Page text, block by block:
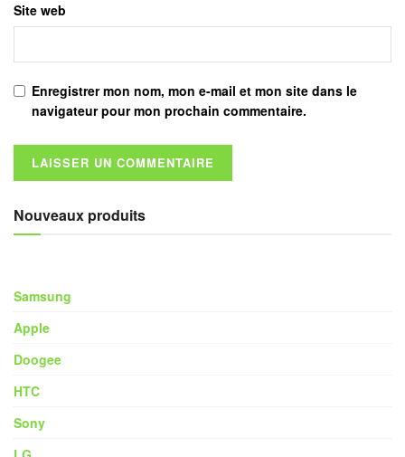
Site web
Enregistrer mon nom, mon e-mail et mon site dans le
navigateur pour mon prochain commentaire.
Nouveaux produits
Samsung
Apple
Doogee
HTC
Sony